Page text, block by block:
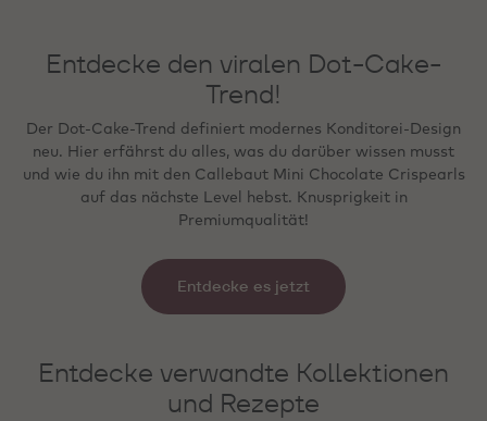
Entdecke den viralen Dot-Cake-
Trend!
Der Dot-Cake-Trend definiert modernes Konditorei-Design
neu. Hier erfährst du alles, was du darüber wissen musst
und wie du ihn mit den Callebaut Mini Chocolate Crispearls
auf das nächste Level hebst. Knusprigkeit in
Premiumqualität!
Entdecke es jetzt
Entdecke verwandte Kollektionen
und Rezepte